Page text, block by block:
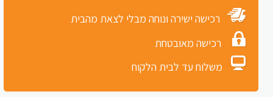
רכישה ישירה ונוחה מבלי לצאת מהבית
רכישה מאובטחת
משלוח עד לבית הלקוח